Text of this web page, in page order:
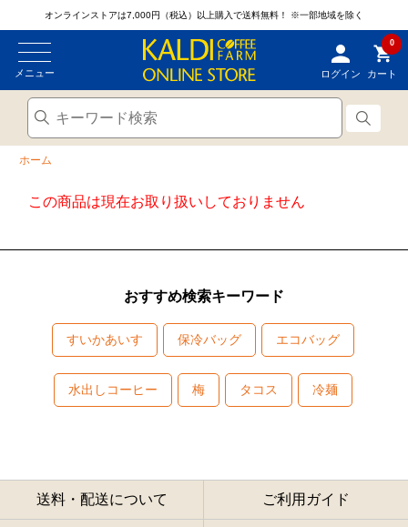
オンラインストアは7,000円（税込）以上購入で送料無料！ ※一部地域を除く
メニュー ログイン
0
カート
ホーム
この商品は現在お取り扱いしておりません
おすすめ検索キーワード
すいかあいす 保冷バッグ エコバッグ
水出しコーヒー 梅 タコス 冷麺
送料・配送について ご利用ガイド